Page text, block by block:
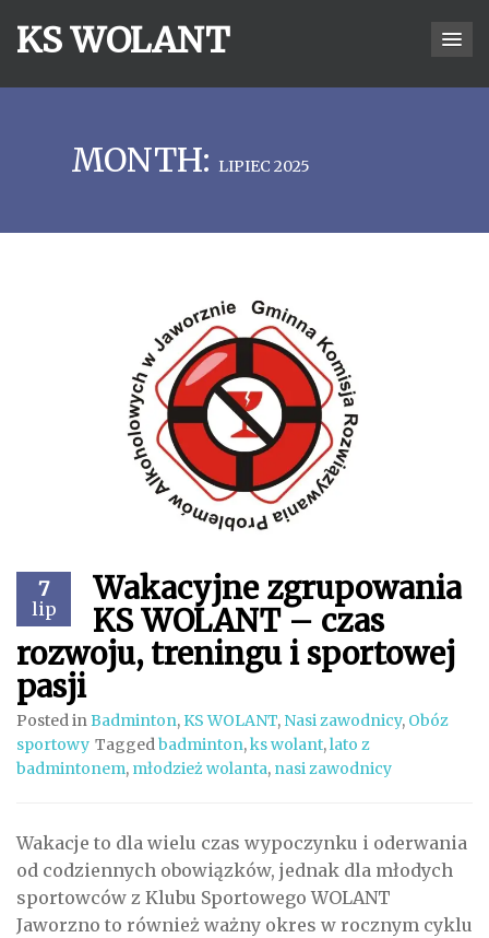
KS WOLANT
MONTH: LIPIEC 2025
7
lip
Wakacyjne zgrupowania
KS WOLANT – czas
rozwoju, treningu i sportowej
pasji
Posted inBadminton, KS WOLANT, Nasi zawodnicy, Obóz
sportowy Taggedbadminton,ks wolant,lato z
badmintonem, młodzież wolanta, nasi zawodnicy
Wakacje to dla wielu czas wypoczynku i oderwania
od codziennych obowiązków, jednak dla młodych
sportowców z Klubu Sportowego WOLANT
Jaworzno to również ważny okres w rocznym cyklu